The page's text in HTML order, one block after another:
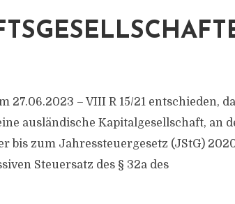
– VIII R 15/21 entschieden,
ausländische Kapitalgesellschaft, an
bis zum Jahressteuergesetz (JStG)
Steuersatz des § 32a des